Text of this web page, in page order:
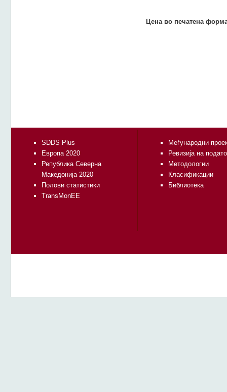
Цена во печатена
SDDS Plus
Европа 2020
Република Северна
Македонија 2020
Полови статистики
TransMonEE
Меѓународни
Ревизија на
Методологии
Класификации
Библиотека